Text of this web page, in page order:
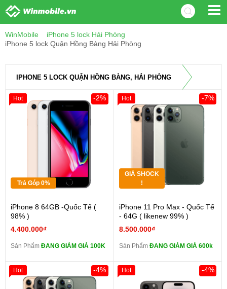
WinMobile
iPhone 5 lock Hải Phòng
iPhone 5 lock Quận Hồng Bàng Hải Phòng
IPHONE 5 LOCK QUẬN HỒNG BÀNG, HẢI PHÒNG
Trả Góp 0%
iPhone 8 64GB -Quốc Tế (
98% )
4.400.000₫
-2%
Sản Phẩm ĐANG GIẢM GIÁ 100K
Hot
GIÁ SHOCK
!
iPhone 11 Pro Max - Quốc Tế
- 64G ( likenew 99% )
8.500.000₫
-7%
Sản Phẩm ĐANG GIẢM GIÁ 600k
Hot
-4%
Hot -4%
Hot